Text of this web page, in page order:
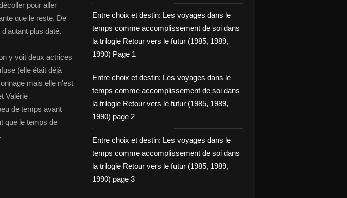
pour aller
que le reste. De
plus daté.
y voit deux actrices
(elle était déjà
mais elle n'est
Valérie
de temps avant
que le temps de
Entre choix et destin: Les voyages dans le
temps comme accomplissement de soi dans
la trilogie Retour vers le futur (1985, 1989,
1990) Page 1
Entre choix et destin: Les voyages dans le
temps comme accomplissement de soi dans
la trilogie Retour vers le futur (1985, 1989,
1990) page 2
Entre choix et destin: Les voyages dans le
temps comme accomplissement de soi dans
la trilogie Retour vers le futur (1985, 1989,
1990) page 3